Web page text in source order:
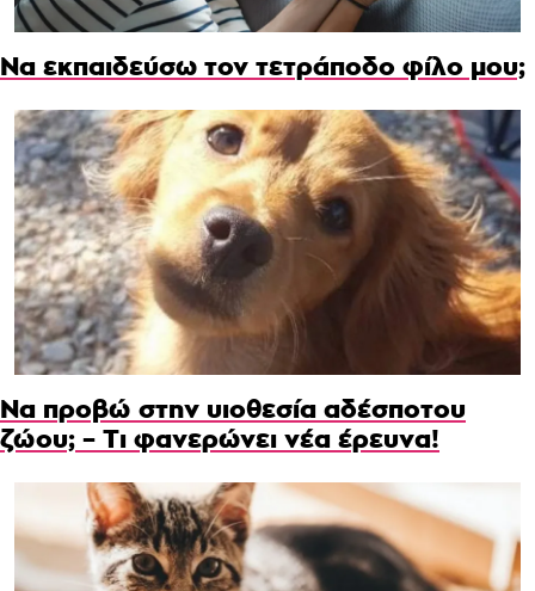
Να εκπαιδεύσω τον τετράποδο φίλο μου;
Να προβώ στην υιοθεσία αδέσποτου
ζώου; – Τι φανερώνει νέα έρευνα!